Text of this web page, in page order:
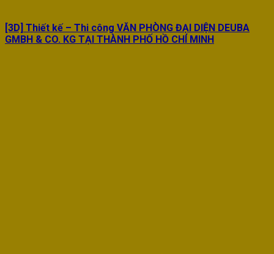
[3D] Thiết kế – Thi công VĂN PHÒNG ĐẠI DIỆN DEUBA
GMBH & CO. KG TẠI THÀNH PHỐ HỒ CHÍ MINH